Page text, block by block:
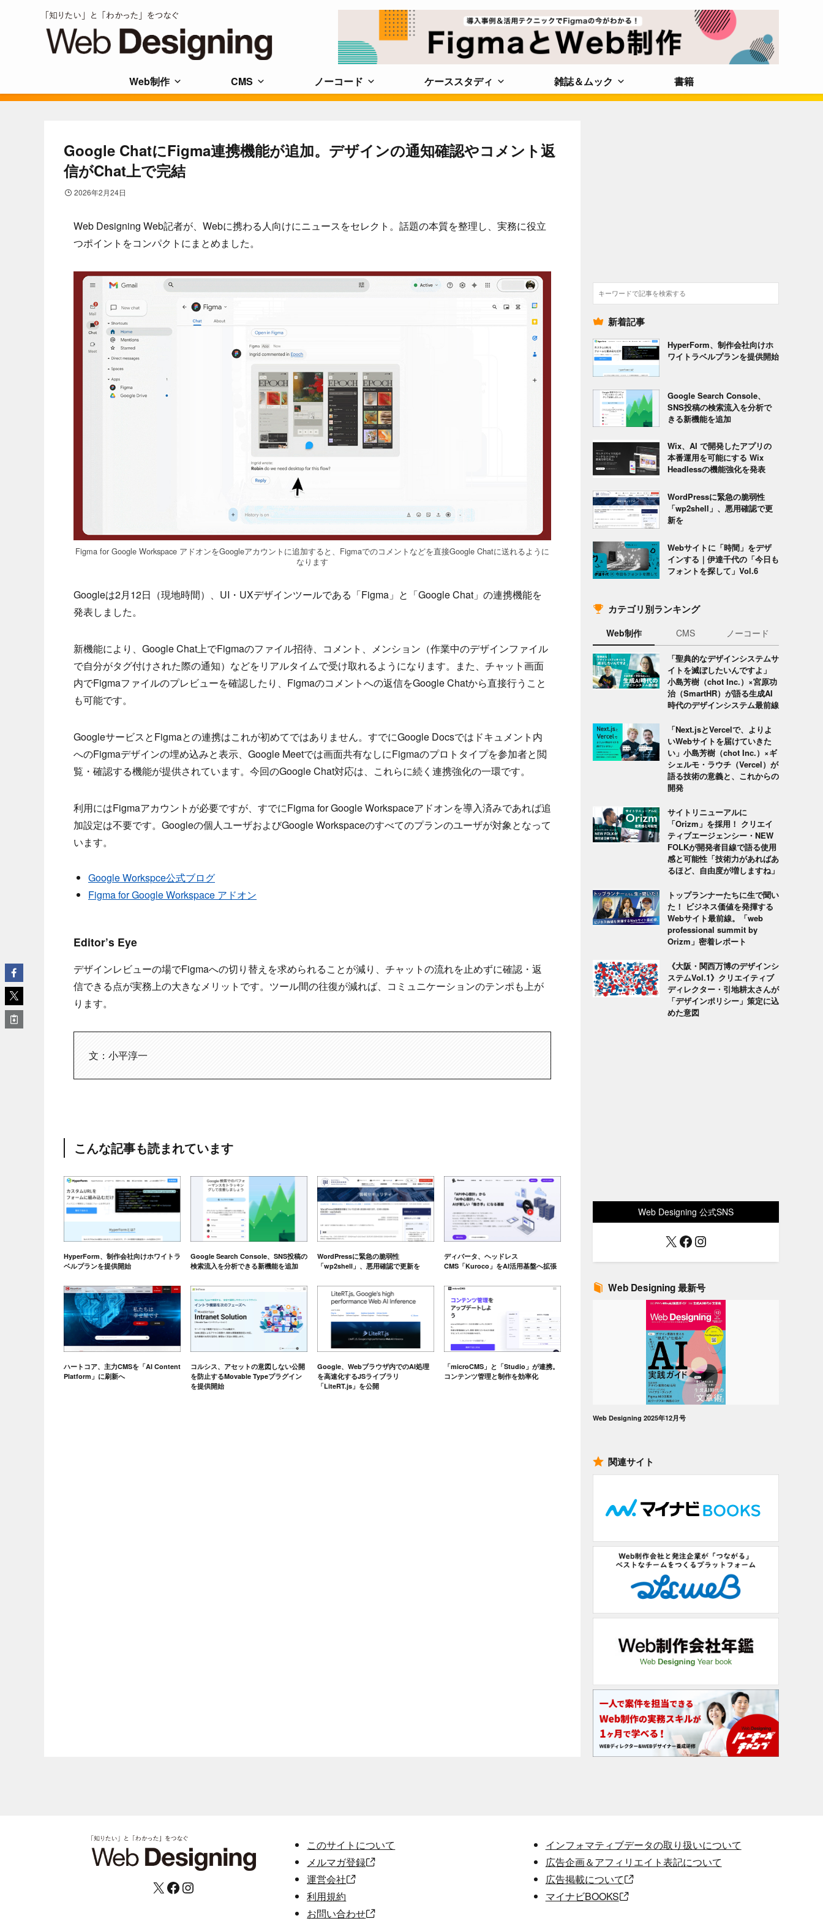
Web制作 CMS ノーコード ケーススタディ 雑誌＆ムック 書籍
Google ChatにFigma連携機能が追加。デザインの通知確認やコメント返
信がChat上で完結
2026年2月24日
Web Designing Web記者が、Webに携わる人向けにニュースをセ⁠レクト。話題の本質を整理し、実務に役立
つポイントをコンパクトにまとめました。
Figma for Google Workspace アドオンをGoogleアカウントに追加すると、Figmaでのコメントなどを直接Google Chatに送れるように
なります
Googleは2月12日（現地時間）、UI・UXデザインツールである「Figma」と「Google Chat」の連携機能を
発表しました。
新機能により、Google Chat上でFigmaのファイル招待、コメント、メンション（作業中のデザインファイル
で自分がタグ付けされた際の通知）などをリアルタイムで受け取れるようになります。また、チャット画面
内でFigmaファイルのプレビューを確認したり、Figmaのコメントへの返信をGoogle Chatから直接行うこと
も可能です。
GoogleサービスとFigmaとの連携はこれが初めてではありません。すでにGoogle Docsではドキュメント内
へのFigmaデザインの埋め込みと表示、Google Meetでは画面共有なしにFigmaのプロトタイプを参加者と閲
覧・確認する機能が提供されています。今回のGoogle Chat対応は、これらに続く連携強化の一環です。
利用にはFigmaアカウントが必要ですが、すでにFigma for Google Workspaceアドオンを導入済みであれば追
加設定は不要です。Googleの個人ユーザおよびGoogle Workspaceのすべてのプランのユーザが対象となって
います。
Google Workspce公式ブログ
Figma for Google Workspace アドオン
Editor’s Eye
デザインレビューの場でFigmaへの切り替えを求められることが減り、チャットの流れを止めずに確認・返
信できる点が実務上の大きなメリットです。ツール間の往復が減れば、コミュニケーションのテンポも上が
ります。
文：小平淳一
こんな記事も読まれています
HyperForm、制作会社向けホワイトラ
ベルプランを提供開始
Google Search Console、SNS投稿の
検索流入を分析できる新機能を追加
WordPressに緊急の脆弱性
「wp2shell」、悪用確認で更新を
ディバータ、ヘッドレス
CMS「Kuroco」をAI活用基盤へ拡張
ハートコア、主力CMSを「AI Content
Platform」に刷新へ
コルシス、アセットの意図しない公開
を防止するMovable Typeプラグイン
を提供開始
Google、Webブラウザ内でのAI処理
を高速化するJSライブラリ
「LiteRT.js」を公開
「microCMS」と「Studio」が連携。
コンテンツ管理と制作を効率化
検
索
新着記事
HyperForm、制作会社向けホ
ワイトラベルプランを提供開始
Google Search Console、
SNS投稿の検索流入を分析で
きる新機能を追加
Wix、AI で開発したアプリの
本番運用を可能にする Wix
Headlessの機能強化を発表
WordPressに緊急の脆弱性
「wp2shell」、悪用確認で更
新を
Webサイトに「時間」をデザ
インする｜伊達千代の「今日も
フォントを探して」Vol.6
カテゴリ別ランキング
Web制作 CMS ノーコード
「聖典的なデザインシステムサ
イトを滅ぼしたいんですよ」
小島芳樹（chot Inc.）×宮原功
治（SmartHR）が語る生成AI
時代のデザインシステム最前線
「Next.jsとVercelで、よりよ
いWebサイトを届けていきた
い」小島芳樹（chot Inc.）×ギ
シェルモ・ラウチ（Vercel）が
語る技術の意義と、これからの
開発
サイトリニューアルに
「Orizm」を採用！ クリエイ
ティブエージェンシー・NEW
FOLKが開発者目線で語る使用
感と可能性「技術力があればあ
るほど、自由度が増しますね」
トップランナーたちに生で聞い
た！ ビジネス価値を発揮する
Webサイト最前線。「web
professional summit by
Orizm」密着レポート
《大阪・関西万博のデザインシ
ステムVol.1》クリエイティブ
ディレクター・引地耕太さんが
「デザインポリシー」策定に込
めた意図
Web Designing 公式SNS
X Facebook
Instagram
Web Designing 最新号
Web Designing 2025年12月号
関連サイト
X Facebook Instagram
このサイトについて
メルマガ登録
運営会社
利用規約
お問い合わせ
インフォマティブデータの取り扱いについて
広告企画＆アフィリエイト表記について
広告掲載について
マイナビBOOKS